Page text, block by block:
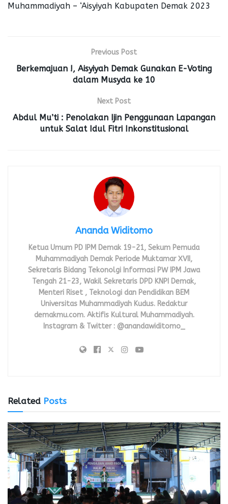
Muhammadiyah – ‘Aisyiyah Kabupaten Demak 2023
Previous Post
Berkemajuan !, Aisyiyah Demak Gunakan E-Voting
dalam Musyda ke 10
Next Post
Abdul Mu’ti : Penolakan Ijin Penggunaan Lapangan
untuk Salat Idul Fitri Inkonstitusional
Ananda Widitomo
Ketua Umum PD IPM Demak 19-21, Sekum Pemuda
Muhammadiyah Demak Periode Muktamar XVII,
Sekretaris Bidang Tekonolgi Informasi PW IPM Jawa
Tengah 21-23, Wakil Sekretaris DPD KNPI Demak,
Menteri Riset , Teknologi dan Pendidikan BEM
Universitas Muhammadiyah Kudus. Redaktur
demakmu.com. Aktifis Kultural Muhammadiyah.
Instagram & Twitter : @anandawiditomo_
Related Posts